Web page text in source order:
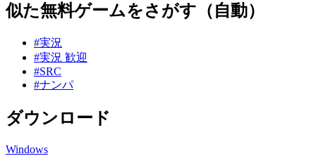
似た無料ゲームをさがす（自動）
#実況
#実況 歓迎
#SRC
#ナンパ
ダウンロード
Windows